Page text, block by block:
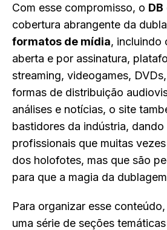
Com esse compromisso, o DB
cobertura abrangente da
formatos de mídia, incluindo
aberta e por assinatura,
streaming, videogames,
formas de distribuição
análises e notícias, o site
bastidores da indústria, dando
profissionais que muitas
dos holofotes, mas que são
para que a magia da
Para organizar esse
uma série de seções